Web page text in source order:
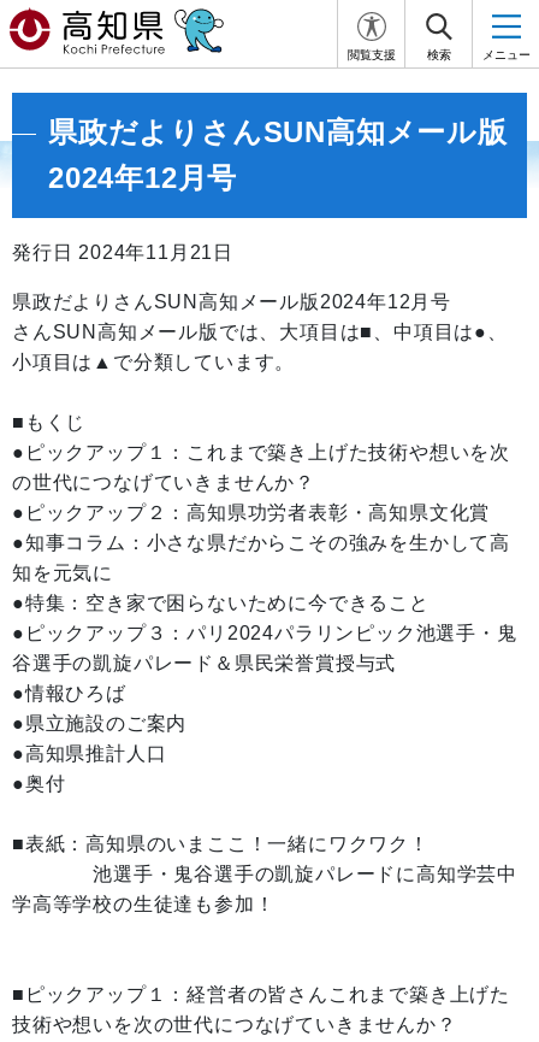
閲覧支援 検索 メニュー
県政だよりさんSUN高知メール版
2024年12月号
発行日 2024年11月21日
県政だよりさんSUN高知メール版2024年12月号
さんSUN高知メール版では、大項目は■、中項目は●、
小項目は▲で分類しています。
■もくじ
●ピックアップ１：これまで築き上げた技術や想いを次
の世代につなげていきませんか？
●ピックアップ２：高知県功労者表彰・高知県文化賞
●知事コラム：小さな県だからこその強みを生かして高
知を元気に
●特集：空き家で困らないために今できること
●ピックアップ３：パリ2024パラリンピック池選手・鬼
谷選手の凱旋パレード＆県民栄誉賞授与式
●情報ひろば
●県立施設のご案内
●高知県推計人口
●奥付
■表紙：高知県のいまここ！一緒にワクワク！
池選手・鬼谷選手の凱旋パレードに高知学芸中
学高等学校の生徒達も参加！
■ピックアップ１：経営者の皆さんこれまで築き上げた
技術や想いを次の世代につなげていきませんか？